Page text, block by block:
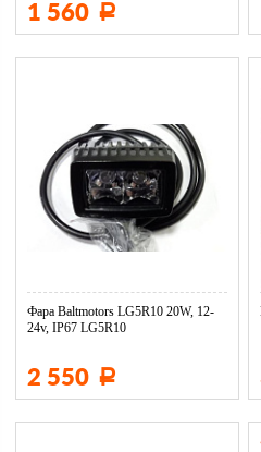
1 560 Р
Фара Baltmotors LG5R10 20W, 12-
24v, IP67 LG5R10
2 550 Р